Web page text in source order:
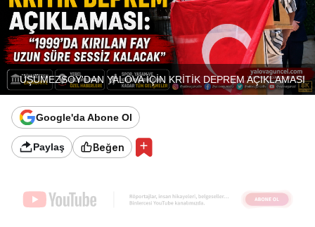
ÜŞÜMEZSOY'DAN YALOVA İÇİN KRİTİK DEPREM AÇIKLAMASI
Google'da Abone Ol
Paylaş Beğen